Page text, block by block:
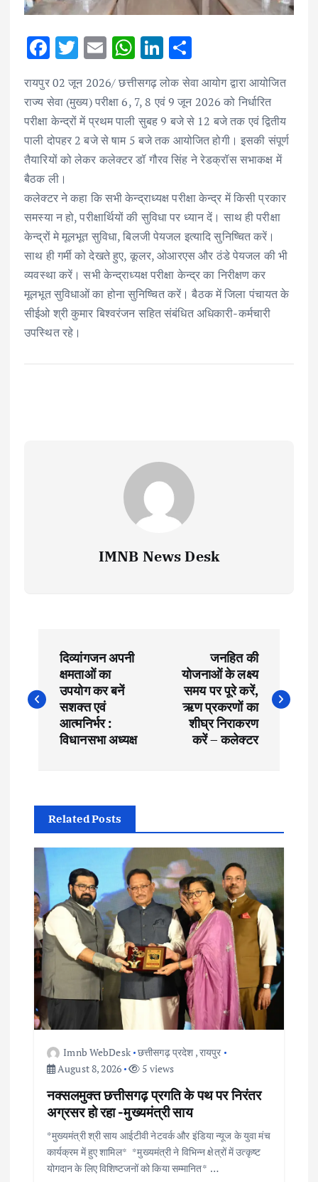
F
e
b
o
o
k
T
it
te
r
E
ai
l
W
h
at
s
A
p
Li
n
k
e
dI
n
ar
e
रायपुर 02 जून 2026/ छत्तीसगढ़ लोक सेवा आयोग द्वारा आयोजित
राज्य सेवा (मुख्य) परीक्षा 6, 7, 8 एवं 9 जून 2026 को निर्धारित
परीक्षा केन्द्रों में प्रथम पाली सुबह 9 बजे से 12 बजे तक एवं द्वितीय
पाली दोपहर 2 बजे से षाम 5 बजे तक आयोजित होगी। इसकी संपूर्ण
तैयारियों को लेकर कलेक्टर डॉ गौरव सिंह ने रेडक्रॉस सभाकक्ष में
बैठक ली।
कलेक्टर ने कहा कि सभी केन्द्राध्यक्ष परीक्षा केन्द्र में किसी प्रकार
समस्या न हो, परीक्षार्थियों की सुविधा पर ध्यान दें। साथ ही परीक्षा
केन्द्रों मे मूलभूत सुविधा, बिलजी पेयजल इत्यादि सुनिष्चित करें।
साथ ही गर्मी को देखते हुए, कूलर, ओआरएस और ठंडे पेयजल की भी
व्यवस्था करें। सभी केन्द्राध्यक्ष परीक्षा केन्द्र का निरीक्षण कर
मूलभूत सुविधाओं का होना सुनिष्चित करें। बैठक में जिला पंचायत के
सीईओ श्री कुमार बिश्वरंजन सहित संबंधित अधिकारी-कर्मचारी
उपस्थित रहे।
IMNB News Desk
o
s
v
g
a
t
दिव्यांगजन अपनी
क्षमताओं का
उपयोग कर बनें
सशक्त एवं
आत्मनिर्भर :
विधानसभा अध्यक्ष
जनहित की
योजनाओं के लक्ष्य
समय पर पूरे करें,
ऋण प्रकरणों का
शीघ्र निराकरण
करें – कलेक्टर
Related Posts
Imnb WebDesk छत्तीसगढ़ प्रदेश ,रायपुर
August 8, 2026
5 views
नक्सलमुक्त छत्तीसगढ़ प्रगति के पथ पर निरंतर
अग्रसर हो रहा -मुख्यमंत्री साय
*मुख्यमंत्री श्री साय आईटीवी नेटवर्क और इंडिया न्यूज के युवा मंच
कार्यक्रम में हुए शामिल* *मुख्यमंत्री ने विभिन्न क्षेत्रों में उत्कृष्ट
योगदान के लिए विशिष्टजनों को किया सम्मानित* …